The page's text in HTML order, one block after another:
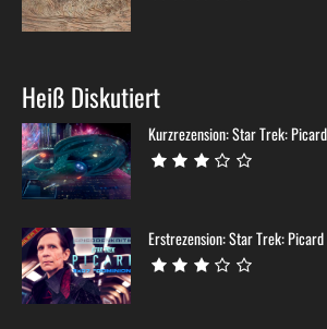
Heiß Diskutiert
Kurzrezension: Star Trek:
Erstrezension: Star Trek: Picard